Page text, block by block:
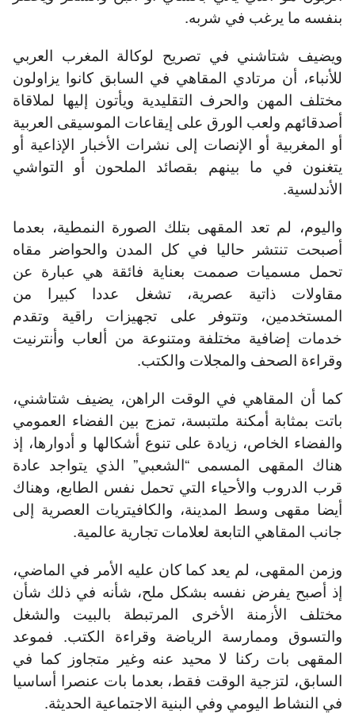
بنفسه ما يرغب في شربه.
ويضيف شتاشني في تصريح لوكالة المغرب العربي
للأنباء، أن مرتادي المقاهي في السابق كانوا يزاولون
مختلف المهن والحرف التقليدية ويأتون إليها لملاقاة
أصدقائهم ولعب الورق على إيقاعات الموسيقى العربية
أو المغربية أو الإنصات إلى نشرات الأخبار الإذاعية أو
يتغنون في ما بينهم بقصائد الملحون أو التواشي
الأندلسية.
واليوم، لم تعد المقهى بتلك الصورة النمطية، بعدما
أصبحت تنتشر حاليا في كل المدن والحواضر مقاه
تحمل مسميات صممت بعناية فائقة هي عبارة عن
مقاولات ذاتية عصرية، تشغل عددا كبيرا من
المستخدمين، وتتوفر على تجهيزات راقية وتقدم
خدمات إضافية مختلفة ومتنوعة من ألعاب وأنترنيت
وقراءة الصحف والمجلات والكتب.
كما أن المقاهي في الوقت الراهن، يضيف شتاشني،
باتت بمثابة أمكنة ملتبسة، تمزج بين الفضاء العمومي
والفضاء الخاص، زيادة على تنوع أشكالها و أدوارها، إذ
هناك المقهى المسمى “الشعبي” الذي يتواجد عادة
قرب الدروب والأحياء التي تحمل نفس الطابع، وهناك
أيضا مقهى وسط المدينة، والكافيتريات العصرية إلى
جانب المقاهي التابعة لعلامات تجارية عالمية.
وزمن المقهى، لم يعد كما كان عليه الأمر في الماضي،
إذ أصبح يفرض نفسه بشكل ملح، شأنه في ذلك شأن
مختلف الأزمنة الأخرى المرتبطة بالبيت والشغل
والتسوق وممارسة الرياضة وقراءة الكتب. فموعد
المقهى بات ركنا لا محيد عنه وغير متجاوز كما في
السابق، لتزجية الوقت فقط، بعدما بات عنصرا أساسيا
في النشاط اليومي وفي البنية الاجتماعية الحديثة.